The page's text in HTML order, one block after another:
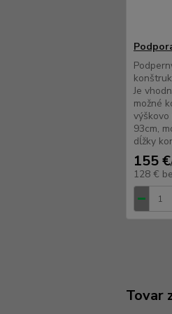
Je
možné
93cm,
dĺžky
155 €
128 €
Tovar